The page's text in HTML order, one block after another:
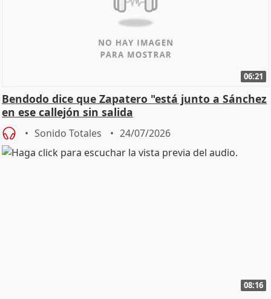
06:21
Bendodo dice que Zapatero "está junto a Sánchez
en ese callejón sin salida
Sonido Totales 24/07/2026
08:16